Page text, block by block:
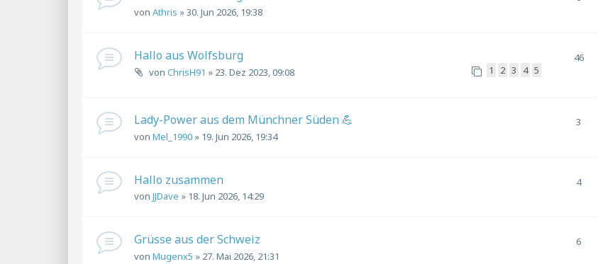
von Athris »30. Jun 2026, 19:38
Hallo aus Wolfsburg
von ChrisH91 » 23. Dez 2023, 09:08 1 2 3 4 5
46
Lady-Power aus dem Münchner Süden 💪
von Mel_1990 » 19. Jun 2026, 19:34
3
Hallo zusammen
von JJDave » 18. Jun 2026, 14:29
4
Grüsse aus der Schweiz
von Mugenx5 » 27. Mai 2026, 21:31
6